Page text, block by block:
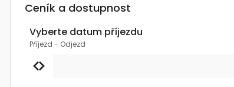
Ceník a dostupnost
Vyberte datum příjezdu
Příjezd - Odjezd